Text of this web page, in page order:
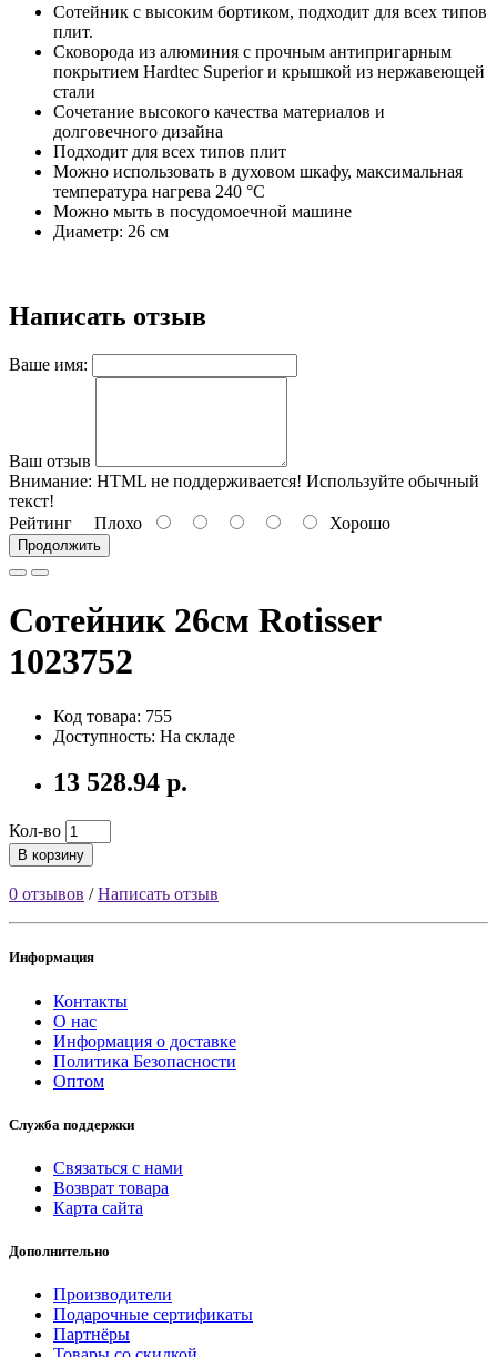
Сотейник с высоким бортиком, подходит для всех типов
плит.
Сковорода из алюминия с прочным антипригарным
покрытием Hardtec Superior и крышкой из нержавеющей
стали
Сочетание высокого качества материалов и
долговечного дизайна
Подходит для всех типов плит
Можно использовать в духовом шкафу, максимальная
температура нагрева 240 °C
Можно мыть в посудомоечной машине
Диаметр: 26 см
Написать отзыв
Ваше имя:
Ваш отзыв
Внимание: HTML не поддерживается! Используйте обычный
текст!
Рейтинг Плохо Хорошо
Продолжить
Сотейник 26см Rotisser
1023752
Код товара: 755
Доступность: На складе
13 528.94 р.
Кол-во
В корзину
0 отзывов /Написать отзыв
Информация
Контакты
О нас
Информация о доставке
Политика Безопасности
Оптом
Служба поддержки
Связаться с нами
Возврат товара
Карта сайта
Дополнительно
Производители
Подарочные сертификаты
Партнёры